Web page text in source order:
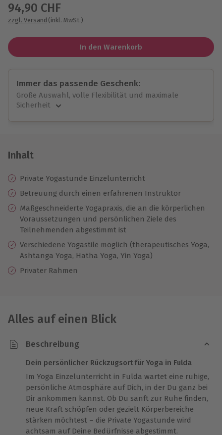
94,90 CHF
zzgl. Versand (inkl. MwSt.)
In den Warenkorb
Immer das passende Geschenk:
Große Auswahl, volle Flexibilität und maximale
Sicherheit
Jeder Gutschein für alle Erlebnisse einlösbar.
10 Jahre gültig & verlängerbar.
Inhalt
Private Yogastunde Einzelunterricht
Betreuung durch einen erfahrenen Instruktor
Maßgeschneiderte Yogapraxis, die an die körperlichen
Voraussetzungen und persönlichen Ziele des
Teilnehmenden abgestimmt ist
Verschiedene Yogastile möglich (therapeutisches Yoga,
Ashtanga Yoga, Hatha Yoga, Yin Yoga)
Privater Rahmen
Alles auf einen Blick
Beschreibung
Dein persönlicher Rückzugsort für Yoga in Fulda
Im Yoga Einzelunterricht in Fulda wartet eine ruhige,
persönliche Atmosphäre auf Dich, in der Du ganz bei
Dir ankommen kannst. Ob Du sanft zur Ruhe finden,
neue Kraft schöpfen oder gezielt Körperbereiche
stärken möchtest – die Private Yogastunde wird
achtsam auf Deine Bedürfnisse abgestimmt.